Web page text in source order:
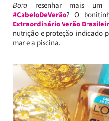
Boraresenhar mais um
#CabeloDeVerão? O
Extraordinário Verão
nutrição e proteção indicado
mar e a piscina.